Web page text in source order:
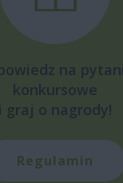
na
konkursowe
i graj o nagrody!
Regulamin